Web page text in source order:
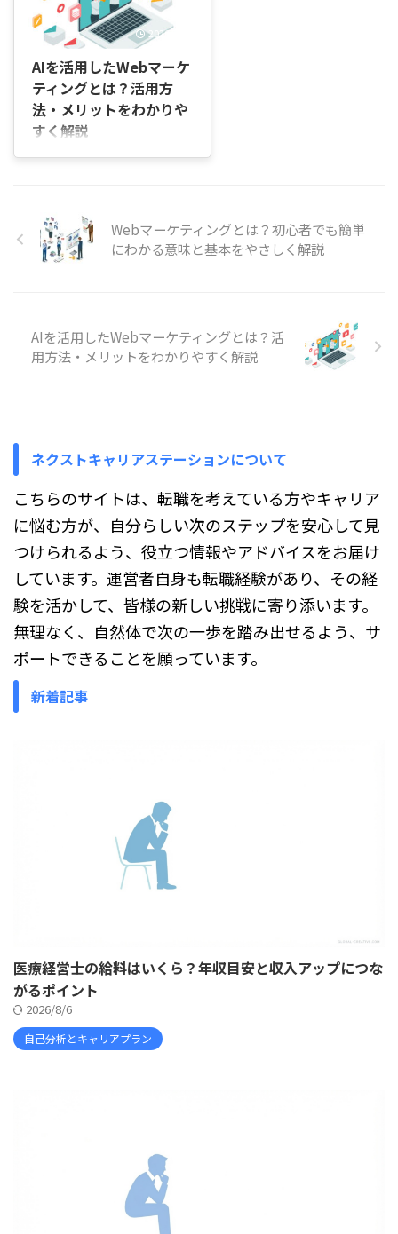
言葉は知っていても、具体的にど
んな仕事なのか、どんな場面で使
われているのかまでは、はっきり
イメージできないこともあります
よね。Webマーケティングとは、
インターネットを使って商品やサ
ービスを知ってもらい、実際に購
入や問い合わせにつなげるための
2026/3/18
AIを活用したWebマーケ
ティングとは？活用方
法・メリットをわかりや
すく解説
はじめに 「AIを使ったWebマー
な…？」そんなふうに感じている
方も多いのではないでしょうか。
最近では、広告の運用や記事作
れるようになりました。たとえ
ば、キーワードを入力するだけで
ブログ記事の構成案が作られた
...
Webマーケティングとは？初心者でも簡単
にわかる意味と基本をやさしく解説
AIを活用したWebマーケティングとは？活
用方法・メリットをわかりやすく解説
ネクストキャリアステーションについて
こちらのサイトは、転職を考えている方やキャリア
に悩む方が、自分らしい次のステップを安心して見
つけられるよう、役立つ情報やアドバイスをお届け
しています。運営者自身も転職経験があり、その経
験を活かして、皆様の新しい挑戦に寄り添います。
無理なく、自然体で次の一歩を踏み出せるよう、サ
ポートできることを願っています。
新着記事
医療経営士の給料はいくら？年収目安と収入アップにつな
がるポイント
2026/8/6
自己分析とキャリアプラン